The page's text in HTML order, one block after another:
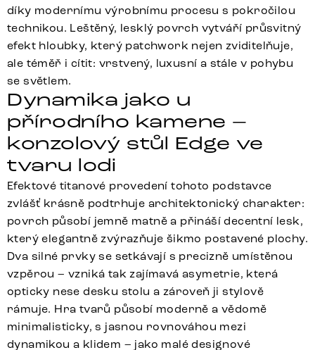
díky modernímu výrobnímu procesu s pokročilou
technikou. Leštěný, lesklý povrch vytváří průsvitný
efekt hloubky, který patchwork nejen zviditelňuje,
ale téměř i cítit: vrstvený, luxusní a stále v pohybu
se světlem.
Dynamika jako u
přírodního kamene –
konzolový stůl Edge ve
tvaru lodi
Efektové titanové provedení tohoto podstavce
zvlášť krásně podtrhuje architektonický charakter:
povrch působí jemně matně a přináší decentní lesk,
který elegantně zvýrazňuje šikmo postavené plochy.
Dva silné prvky se setkávají s precizně umístěnou
vzpěrou – vzniká tak zajímavá asymetrie, která
opticky nese desku stolu a zároveň ji stylově
rámuje. Hra tvarů působí moderně a vědomě
minimalisticky, s jasnou rovnováhou mezi
dynamikou a klidem – jako malé designové